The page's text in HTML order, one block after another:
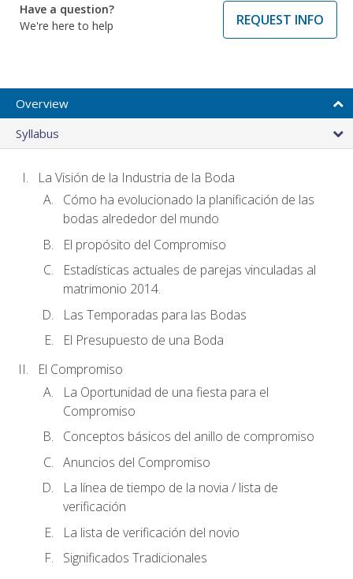
Have a question?
We're here to help
REQUEST INFO
Overview
Syllabus
La Visión de la Industria de la Boda
Cómo ha evolucionado la planificación de las
bodas alrededor del mundo
El propósito del Compromiso
Estadísticas actuales de parejas vinculadas al
matrimonio 2014.
Las Temporadas para las Bodas
El Presupuesto de una Boda
El Compromiso
La Oportunidad de una fiesta para el
Compromiso
Conceptos básicos del anillo de compromiso
Anuncios del Compromiso
La línea de tiempo de la novia / lista de
verificación
La lista de verificación del novio
Significados Tradicionales